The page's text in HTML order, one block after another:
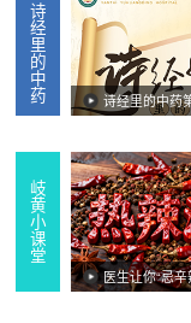
诗经里的中药 诗经里的中药
岐黄小课堂
医生让你“忌